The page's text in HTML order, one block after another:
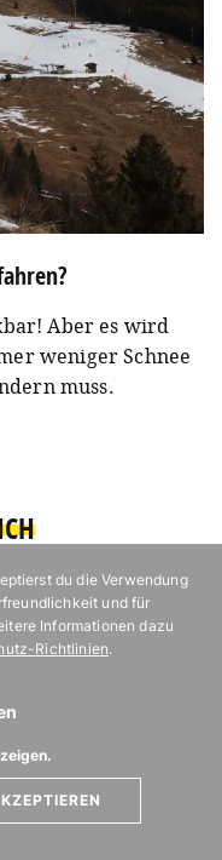
Aber es wird
weniger Schnee
muss.
du die Verwendung
und für
Informationen dazu
Richtlinien.